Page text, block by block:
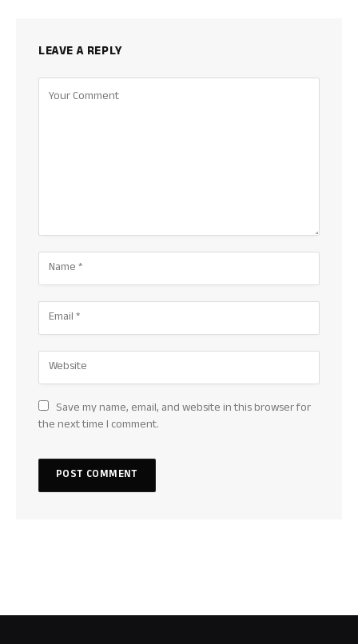
LEAVE A REPLY
Save my name, email, and website in this browser for
the next time I comment.